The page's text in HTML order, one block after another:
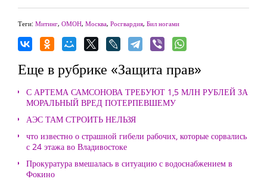
Теги: Митинг, ОМОН, Москва, Росгвардия, Бил ногами
Еще в рубрике «Защита прав»
С АРТЕМА САМСОНОВА ТРЕБУЮТ 1,5 МЛН РУБЛЕЙ ЗА
МОРАЛЬНЫЙ ВРЕД ПОТЕРПЕВШЕМУ
АЭС ТАМ СТРОИТЬ НЕЛЬЗЯ
что известно о страшной гибели рабочих, которые сорвались
с 24 этажа во Владивостоке
Прокуратура вмешалась в ситуацию с водоснабжением в
Фокино